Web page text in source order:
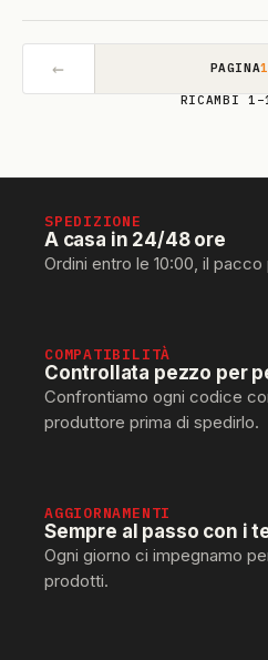
← PAGINA1
RICAMBI
SPEDIZIONE
A casa in 24/48 ore
Ordini entro le 10:00, il
COMPATIBILITÀ
Controllata pezzo per
Confrontiamo ogni codice
produttore prima di spedirlo.
AGGIORNAMENTI
Sempre al passo con i
Ogni giorno ci impegnamo
prodotti.